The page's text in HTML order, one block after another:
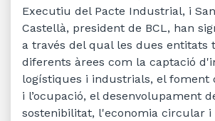
Executiu del Pacte Industrial, i
Castellà, president de BCL, han
a través del qual les dues entitats
diferents àrees com la captació
logístiques i industrials, el foment
i l’ocupació, el desenvolupament
sostenibilitat, l'economia circular i